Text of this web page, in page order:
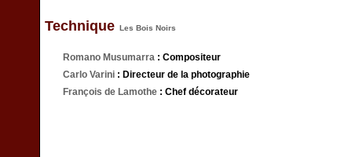
Technique Les Bois Noirs
Romano Musumarra : Compositeur
Carlo Varini : Directeur de la photographie
François de Lamothe : Chef décorateur